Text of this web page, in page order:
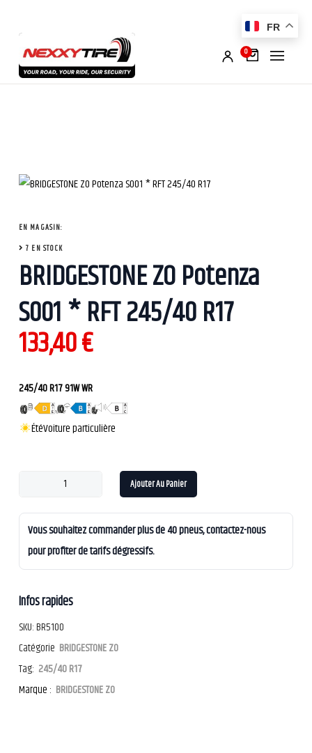
0
EN MAGASIN:
7 EN STOCK
BRIDGESTONE ZO Potenza
S001 * RFT 245/40 R17
133,40€
245/40 R17 91W WR
ÉtéVoiture particulière
Ajouter Au Panier
Vous souhaitez commander plus de 40 pneus, contactez-nous
pour profiter de tarifs dégressifs.
Infos rapides
SKU:BR5100
Catégorie BRIDGESTONE ZO
Tag: 245/40 R17
Marque : BRIDGESTONE ZO
FR